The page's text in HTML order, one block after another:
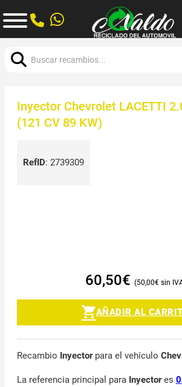
Inyector Chevrolet LACETTI
(121 CV 89 KW)
RefID: 2739309
60,50€ 50,00€
AÑADIR AL
Recambio Inyectorpara el vehículo
La referencia principal para Inyectores